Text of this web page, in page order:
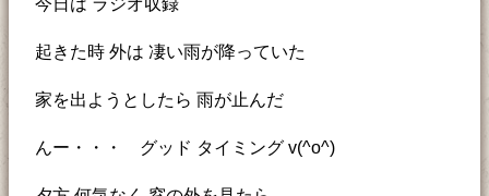
今日は ラジオ収録
起きた時 外は 凄い雨が降っていた
家を出ようとしたら 雨が止んだ
んー・・・ グッド タイミング v(^o^)